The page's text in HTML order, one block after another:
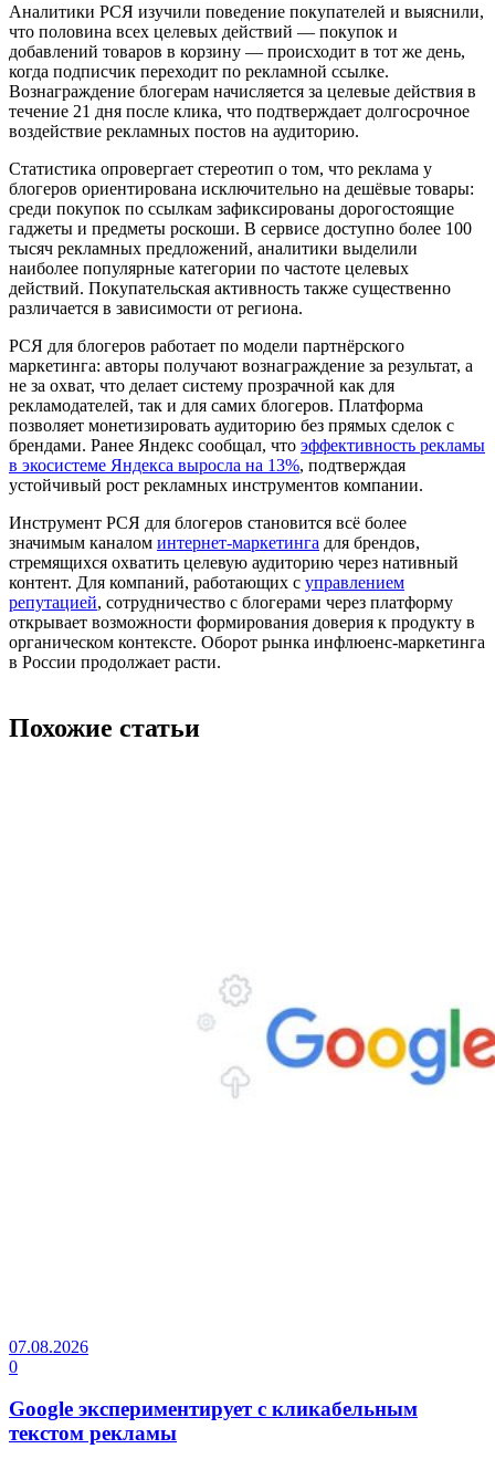
Аналитики РСЯ изучили поведение покупателей и выяснили,
что половина всех целевых действий — покупок и
добавлений товаров в корзину — происходит в тот же день,
когда подписчик переходит по рекламной ссылке.
Вознаграждение блогерам начисляется за целевые действия в
течение 21 дня после клика, что подтверждает долгосрочное
воздействие рекламных постов на аудиторию.
Статистика опровергает стереотип о том, что реклама у
блогеров ориентирована исключительно на дешёвые товары:
среди покупок по ссылкам зафиксированы дорогостоящие
гаджеты и предметы роскоши. В сервисе доступно более 100
тысяч рекламных предложений, аналитики выделили
наиболее популярные категории по частоте целевых
действий. Покупательская активность также существенно
различается в зависимости от региона.
РСЯ для блогеров работает по модели партнёрского
маркетинга: авторы получают вознаграждение за результат, а
не за охват, что делает систему прозрачной как для
рекламодателей, так и для самих блогеров. Платформа
позволяет монетизировать аудиторию без прямых сделок с
брендами. Ранее Яндекс сообщал, что эффективность рекламы
в экосистеме Яндекса выросла на 13%, подтверждая
устойчивый рост рекламных инструментов компании.
Инструмент РСЯ для блогеров становится всё более
значимым каналом интернет-маркетинга для брендов,
стремящихся охватить целевую аудиторию через нативный
контент. Для компаний, работающих с управлением
репутацией, сотрудничество с блогерами через платформу
открывает возможности формирования доверия к продукту в
органическом контексте. Оборот рынка инфлюенс-маркетинга
в России продолжает расти.
Похожие статьи
07.08.2026
0
Google экспериментирует с кликабельным
текстом рекламы